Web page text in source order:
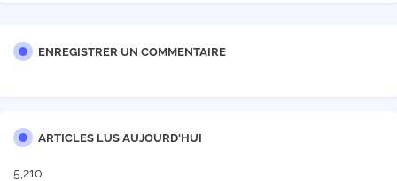
ENREGISTRER UN COMMENTAIRE
ARTICLES LUS AUJOURD'HUI
5,210